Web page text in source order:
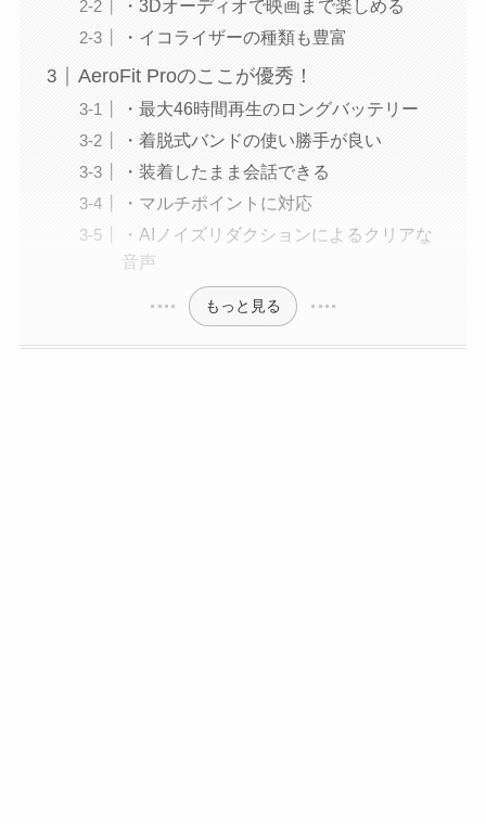
・3Dオーディオで映画まで楽しめる
・イコライザーの種類も豊富
AeroFit Proのここが優秀！
・最大46時間再生のロングバッテリー
・着脱式バンドの使い勝手が良い
・装着したまま会話できる
・マルチポイントに対応
・AIノイズリダクションによるクリアな
音声
もっと見る